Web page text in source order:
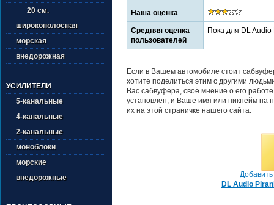
20 см.
широкополосная
морская
внедорожная
УСИЛИТЕЛИ
5-канальные
4-канальные
2-канальные
моноблоки
морские
внедорожные
Наша оценка
Средняя оценка
пользователей
Пока для DL Audio
Если в Вашем автомобиле стоит
хотите поделиться этим с другими
Вас сабвуфера, своё мнение о его
установлен, и Ваше имя или никнейм на
их на этой страничке нашего сайта.
DL Audio